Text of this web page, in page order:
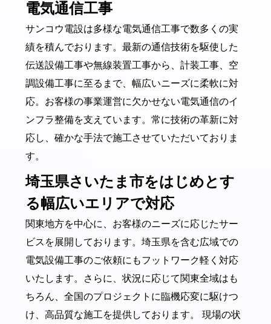
電気通信工事
サンコウ電設は多様な電気通信工事で数多くの実
績を積んでおります。最新の通信技術を駆使した
伝送設備工事や無線装置工事から、計装工事、空
調設備工事に至るまで、幅広いニーズに柔軟に対
応。お客様の事業運営に欠かせない電気通信のイ
ンフラ整備を支えています。常に技術の革新に対
応し、確かな手法で施工させていただいておりま
す。
埼玉県さいたま市をはじめとす
る幅広いエリアで対応
関東地方を中心に、お客様のニーズに応じたサー
ビスを展開しております。埼玉県を含む広域での
電気設備工事のご依頼にもフットワーク軽く対応
いたします。さらに、状況に応じて関東全域はも
ちろん、全国のプロジェクトに臨機応変に駆けつ
け、高品質な施工を提供しております。 現場の状